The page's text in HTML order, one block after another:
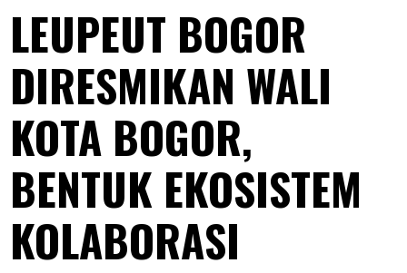
LEUPEUT BOGOR
DIRESMIKAN WALI
KOTA BOGOR,
BENTUK EKOSISTEM
KOLABORASI